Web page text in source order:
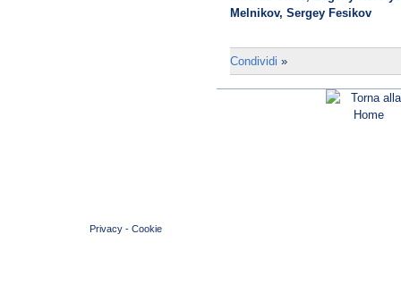
Melnikov, Sergey Fesikov
Condividi »
Privacy - Cookie